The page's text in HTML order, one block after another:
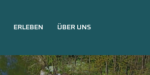
ERLEBEN ÜBER UNS